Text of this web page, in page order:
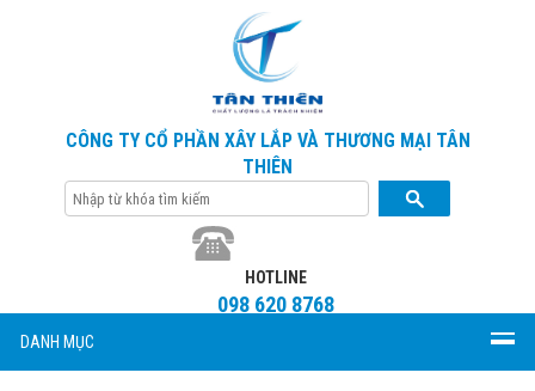
CÔNG TY CỔ PHẦN XÂY LẮP VÀ THƯƠNG MẠI TÂN
THIÊN
HOTLINE
098 620 8768
DANH MỤC